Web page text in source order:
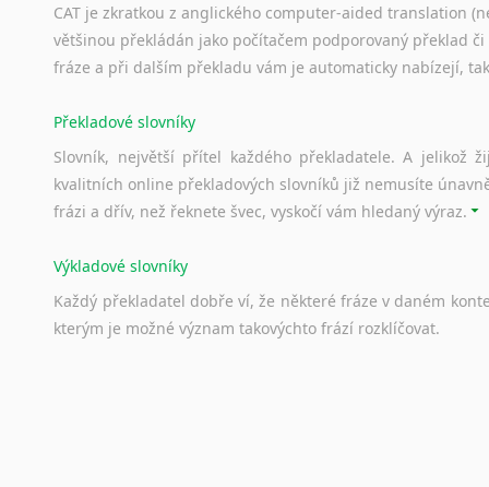
CAT je zkratkou z anglického computer-aided translation
většinou překládán jako počítačem podporovaný překlad
fráze a při dalším překladu vám je automaticky nabízejí,
Překladové slovníky
Slovník, největší přítel každého překladatele. A jelikož
kvalitních online překladových slovníků již nemusíte
frázi a dřív, než řeknete švec, vyskočí vám hledaný výraz.
Výkladové slovníky
Každý překladatel dobře ví, že některé fráze v daném
kterým je možné význam takovýchto frází rozklíčovat.